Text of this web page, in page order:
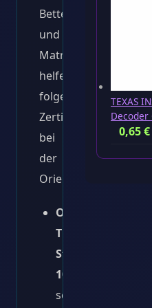
Betten
und
Matratzen
helfen
folgende
Zertifikate
bei
der
Orientierung:
OEKO-
TEX
Standard
100:
schadstofffreie
TEXAS
Decoder
0,65€